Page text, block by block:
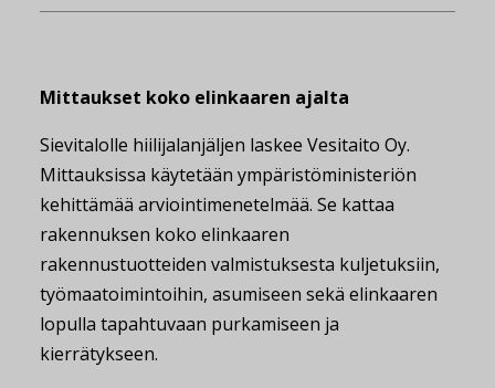
Mittaukset koko elinkaaren ajalta
Sievitalolle hiilijalanjäljen laskee Vesitaito Oy.
Mittauksissa käytetään ympäristöministeriön
kehittämää arviointimenetelmää. Se kattaa
rakennuksen koko elinkaaren
rakennustuotteiden valmistuksesta kuljetuksiin,
työmaatoimintoihin, asumiseen sekä elinkaaren
lopulla tapahtuvaan purkamiseen ja
kierrätykseen.